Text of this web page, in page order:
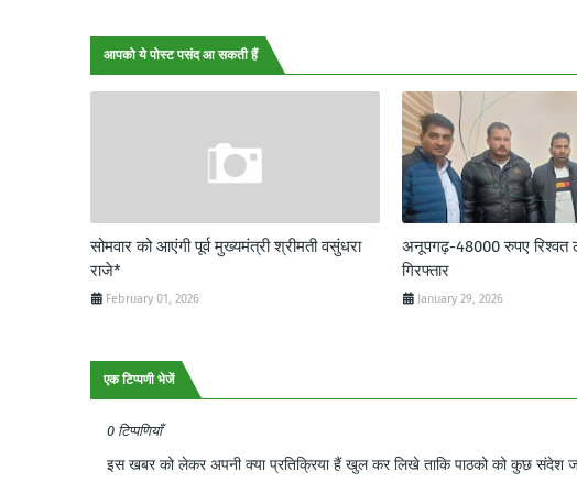
आपको ये पोस्ट पसंद आ सकती हैं
सोमवार को आएंगी पूर्व मुख्यमंत्री श्रीमती वसुंधरा
राजे*
February 01, 2026
अनूपगढ़-48000 रुपए रिश्वत
गिरफ्तार
January 29, 2026
एक टिप्पणी भेजें
0 टिप्पणियाँ
इस खबर को लेकर अपनी क्या प्रतिक्रिया हैं खुल कर लिखे ताकि पाठको को कुछ संदेश